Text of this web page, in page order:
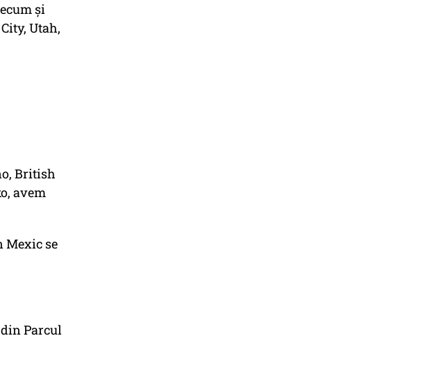
și
Utah,
British
avem
Mexic se
Parcul